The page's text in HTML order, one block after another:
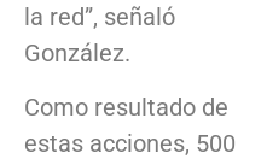
la red”, señaló
González.
Como resultado de
estas acciones, 500